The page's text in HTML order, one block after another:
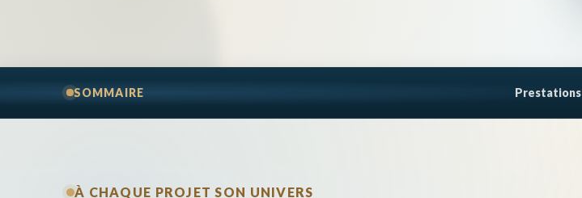
SOMMAIRE Prestations
À CHAQUE PROJET SON UNIVERS